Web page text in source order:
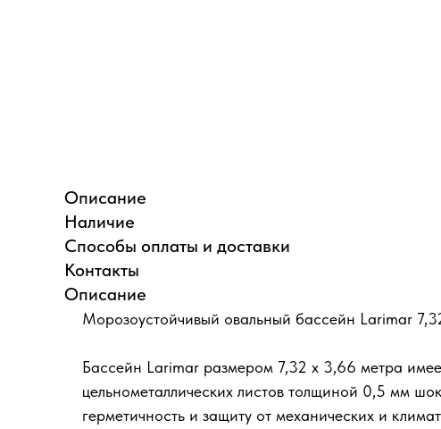
Описание
Наличие
Способы оплаты и доставки
Контакты
Описание
Морозоустойчивый овальный бассейн Larimar
Бассейн Larimar размером 7,32 х 3,66 метра
цельнометаллических листов толщиной 0,5 мм
герметичность и защиту от механических и